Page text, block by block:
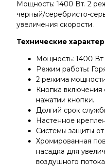
Мощность: 1400 Вт. 2
черный/серебристо-
увеличения скорости.
Технические
Мощность: 1400 Вт
Режим работы:
2 режима
Кнопка включения
нажатии кнопки.
Долгий срок
Настенное
Системы защиты от
Хромированная
насадка для
воздушного